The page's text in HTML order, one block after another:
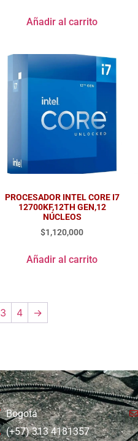
Añadir al carrito
PROCESADOR INTEL CORE I7
12700KF,12TH GEN,12
NÚCLEOS
$1,120,000
Añadir al carrito
3 4 →
Bogotá
(+57) 313 4181357